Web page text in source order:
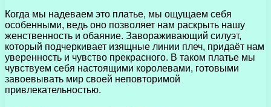
Когда мы надеваем это платье, мы ощущаем себя
особенными, ведь оно позволяет нам раскрыть нашу
женственность и обаяние. Завораживающий силуэт,
который подчеркивает изящные линии плеч, придаёт нам
уверенность и чувство прекрасного. В таком платье мы
чувствуем себя настоящими королевами, готовыми
завоевывать мир своей неповторимой
привлекательностью.